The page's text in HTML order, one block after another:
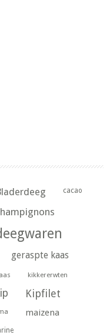
cacao
geraspte kaas
kikkererwten
Kipfilet
maizena